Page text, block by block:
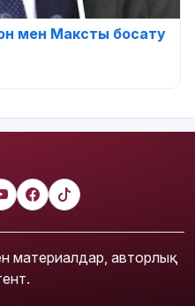
мен Максты босату
материалдар, авторлық